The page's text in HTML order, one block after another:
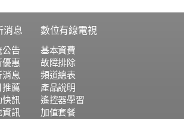
消息
公告
優惠
消息
推薦
快訊
資訊
數位有線電視
基本資費
故障排除
頻道總表
產品說明
遙控器學習
加值套餐